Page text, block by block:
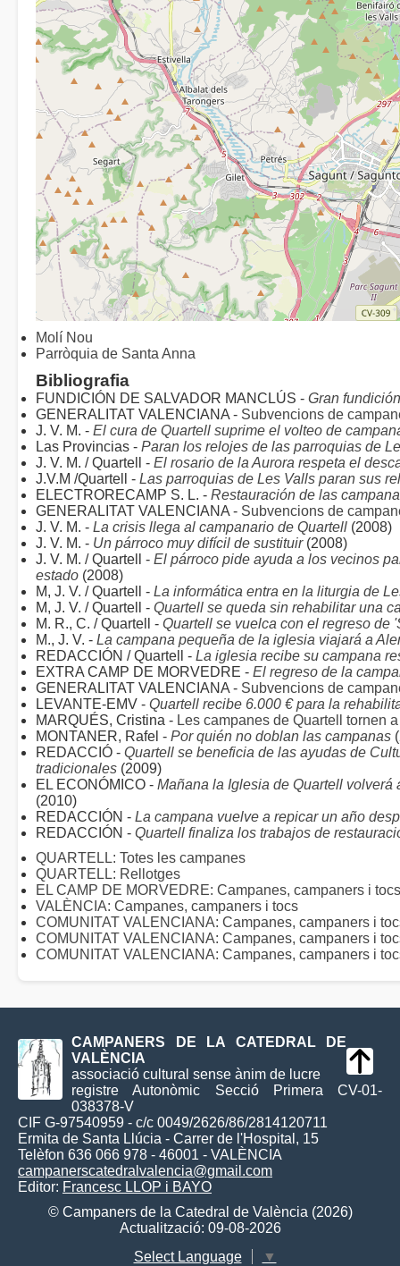
Molí Nou
Parròquia de Santa Anna
Bibliografia
FUNDICIÓN DE SALVADOR MANCLÚS - Gran
GENERALITAT VALENCIANA - Subvencions de
J. V. M. - El cura de Quartell suprime el volteo de
Las Provincias - Paran los relojes de las parroquias de
J. V. M. / Quartell - El rosario de la Aurora respeta el
J.V.M /Quartell - Las parroquias de Les Valls paran sus
ELECTRORECAMP S. L. - Restauración de las
GENERALITAT VALENCIANA - Subvencions de
J. V. M. - La crisis llega al campanario de Quartell (2008)
J. V. M. - Un párroco muy difícil de sustituir(2008)
J. V. M. / Quartell - El párroco pide ayuda a los vecinos
estado (2008)
M, J. V. / Quartell - La informática entra en la liturgia de
M, J. V. / Quartell - Quartell se queda sin rehabilitar una
M. R., C. / Quartell - Quartell se vuelca con el regreso de
M., J. V. - La campana pequeña de la iglesia viajará a
REDACCIÓN / Quartell - La iglesia recibe su campana
EXTRA CAMP DE MORVEDRE - El regreso de la
GENERALITAT VALENCIANA - Subvencions de
LEVANTE-EMV - Quartell recibe 6.000 € para la
MARQUÉS, Cristina - Les campanes de Quartell tornen
MONTANER, Rafel - Por quién no doblan las campanas
REDACCIÓ - Quartell se beneficia de las ayudas de
tradicionales (2009)
EL ECONÓMICO - Mañana la Iglesia de Quartell
(2010)
REDACCIÓN - La campana vuelve a repicar un año
REDACCIÓN - Quartell finaliza los trabajos de
QUARTELL: Totes les campanes
QUARTELL: Rellotges
EL CAMP DE MORVEDRE: Campanes, campaners i tocs
VALÈNCIA: Campanes, campaners i tocs
COMUNITAT VALENCIANA: Campanes, campaners i
COMUNITAT VALENCIANA: Campanes, campaners i
COMUNITAT VALENCIANA: Campanes, campaners i
CAMPANERS DE LA CATEDRAL DE
VALÈNCIA
associació cultural sense ànim de lucre
registre Autonòmic Secció Primera CV-01-
038378-V
CIF G-97540959 - c/c 0049/2626/86/2814120711
Ermita de Santa Llúcia - Carrer de l'Hospital, 15
Telèfon 636 066 978 - 46001 - VALÈNCIA
campanerscatedralvalencia@gmail.com
Editor: Francesc LLOP i BAYO
© Campaners de la Catedral de València (2026)
Actualització: 09-08-2026
Select Language
▼